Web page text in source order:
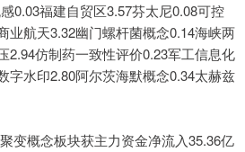
0.03福建自贸区3.57芬太尼0.08可控
业航天3.32幽门螺杆菌概念0.14海峡两
2.94仿制药一致性评价0.23军工信息化
字水印2.80阿尔茨海默概念0.34太赫兹
变概念板块获主力资金净流入35.36亿